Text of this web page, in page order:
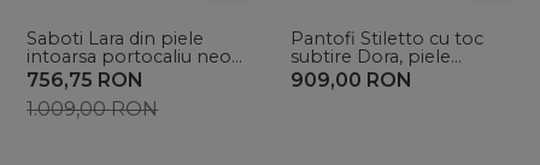
Saboti Lara din piele
intoarsa portocaliu neon
cu accesoriu auriu
756,75 RON
1.009,00RON
Pantofi Stiletto cu toc
subtire Dora, piele
naturala intoarsa, negri
909,00 RON